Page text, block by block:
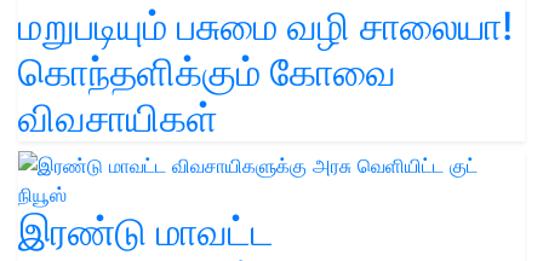
மறுபடியும் பசுமை வழி சாலையா!
கொந்தளிக்கும் கோவை
விவசாயிகள்
இரண்டு மாவட்ட